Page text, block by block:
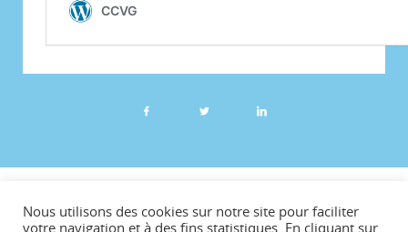
Plan du site
Nous utilisons des cookies sur notre site pour faciliter
votre navigation et à des fins statistiques. En cliquant sur